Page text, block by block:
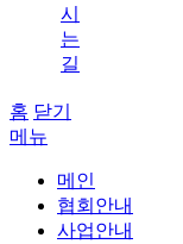
시
는
길
홈 닫기
메뉴
메인
협회안내
사업안내